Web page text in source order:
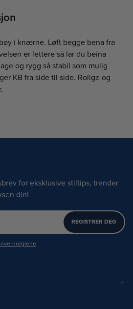
i knærne. Løft begge bena fra
er lettere så lar du beina
og rygg så stabil som mulig
KB fra side til side. Rolige og
for eksklusive stiltips, trender
din!
REGISTRER DEG